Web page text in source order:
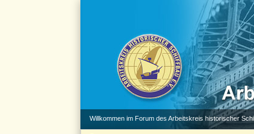
Willkommen im Forum des Arbeitskreis historischer